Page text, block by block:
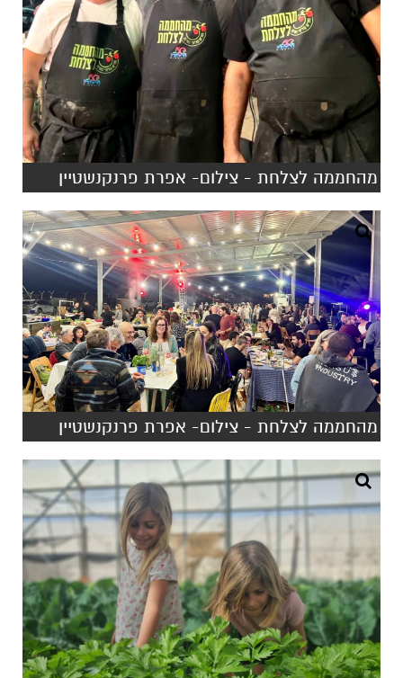
מהחממה לצלחת - צילום- אפרת פרנקנשטיין
מהחממה לצלחת - צילום- אפרת פרנקנשטיין